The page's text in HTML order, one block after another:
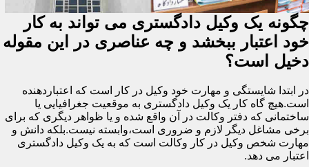
چگونه یک وکیل دادگستری می تواند به کار
خود اعتبار ببخشد و چه عناصری در این مقوله
دخیل است؟
در ابتدا شایستگی و مهارت خود وکیل در کار است که اعتباردهنده
است.هیچ گاه کار یک وکیل دادگستری به موقعیت جغرافیایی یا
ساختمانی که دفتر وکالت در آن واقع شده و یا ظواهر دیگری که برای
برخی مشاغل دیگر لازم و ضروری است،وابسته نیست.بلکه دانش و
مهارت شخص وکیل در کار وکالت است که به یک وکیل دادگستری
اعتبار می دهد.